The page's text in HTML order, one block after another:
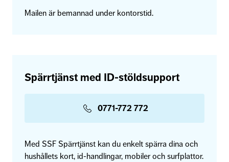
Mailen är bemannad under kontorstid.
Spärrtjänst med ID-stöldsupport
0771-772 772
Med SSF Spärrtjänst kan du enkelt spärra dina och
hushållets kort, id-handlingar, mobiler och surfplattor.